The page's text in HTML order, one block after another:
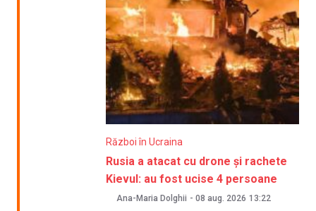
Război în Ucraina
Rusia a atacat cu drone și rachete
Kievul: au fost ucise 4 persoane
Ana-Maria Dolghii - 08 aug. 2026 13:22